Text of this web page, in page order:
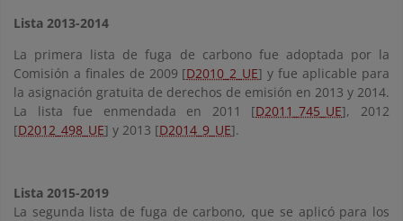
Lista 2013-2014
La primera lista de fuga de carbono fue adoptada por la
Comisión a finales de 2009 [D2010_2_UE] y fue aplicable para
la asignación gratuita de derechos de emisión en 2013 y 2014.
La lista fue enmendada en 2011 [D2011_745_UE], 2012
[D2012_498_UE] y 2013 [D2014_9_UE].
Lista 2015-2019
La segunda lista de fuga de carbono, que se aplicó para los